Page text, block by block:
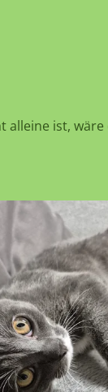
alleine ist,